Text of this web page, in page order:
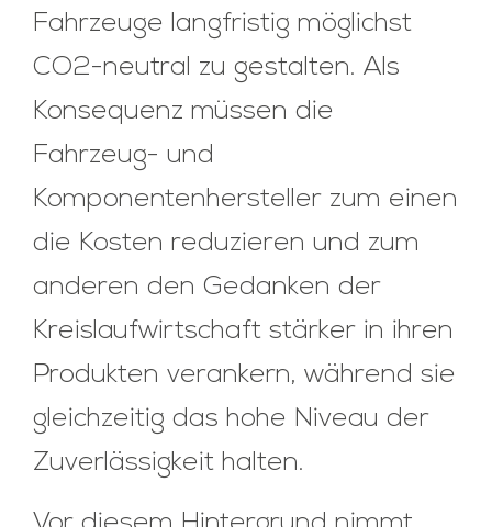
Fahrzeuge langfristig möglichst
CO2-neutral zu gestalten. Als
Konsequenz müssen die
Fahrzeug- und
Komponentenhersteller zum einen
die Kosten reduzieren und zum
anderen den Gedanken der
Kreislaufwirtschaft stärker in ihren
Produkten verankern, während sie
gleichzeitig das hohe Niveau der
Zuverlässigkeit halten.